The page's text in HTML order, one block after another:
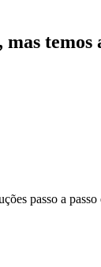
temos
passo a